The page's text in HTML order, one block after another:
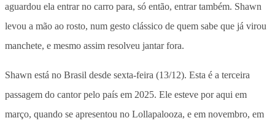
aguardou ela entrar no carro para, só então, entrar também. Shawn
levou a mão ao rosto, num gesto clássico de quem sabe que já virou
manchete, e mesmo assim resolveu jantar fora.
Shawn está no Brasil desde sexta-feira (13/12). Esta é a terceira
passagem do cantor pelo país em 2025. Ele esteve por aqui em
março, quando se apresentou no Lollapalooza, e em novembro, em